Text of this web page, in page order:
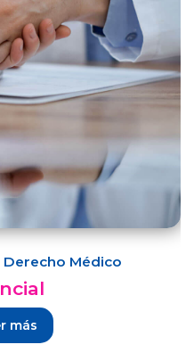
Médico
más